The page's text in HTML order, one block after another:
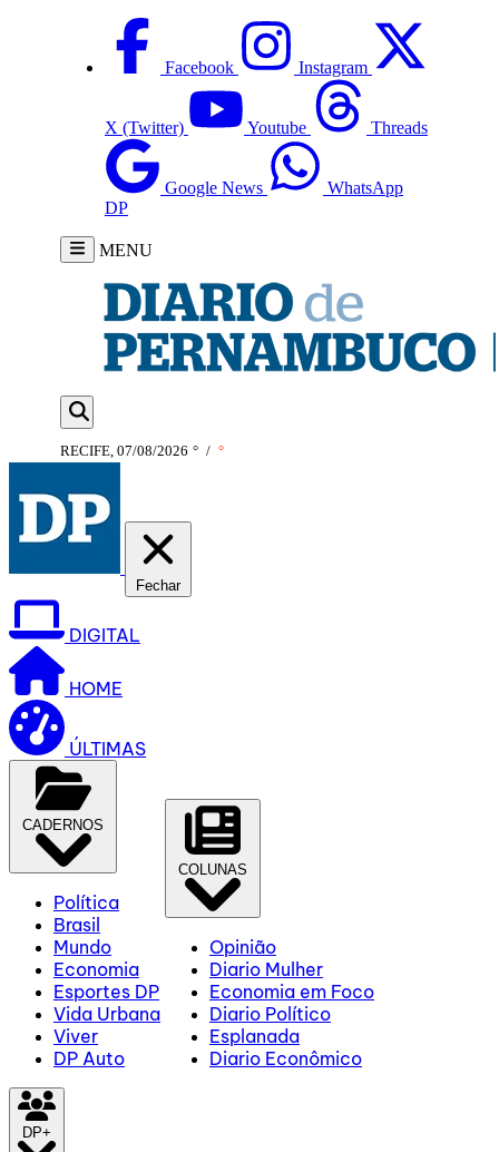
Facebook Instagram
X (Twitter) Youtube Threads
Google News
WhatsApp
DP
MENU
RECIFE, 07/08/2026 ° / °
Fechar
DIGITAL
HOME
ÚLTIMAS
CADERNOS
Política
Brasil
Mundo
Economia
Esportes DP
Vida Urbana
Viver
DP Auto
COLUNAS
Opinião
Diario Mulher
Economia em Foco
Diario Político
Esplanada
Diario Econômico
DP+